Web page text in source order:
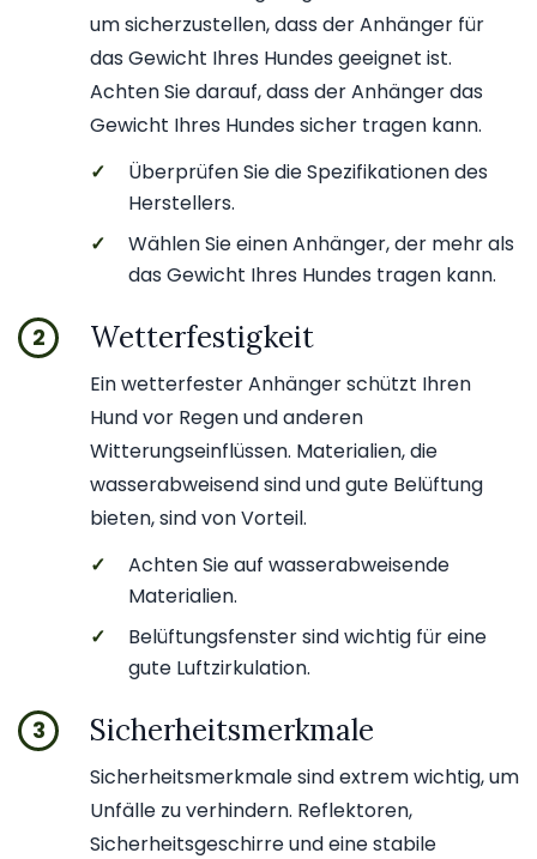
um sicherzustellen, dass der Anhänger für
das Gewicht Ihres Hundes geeignet ist.
Achten Sie darauf, dass der Anhänger das
Gewicht Ihres Hundes sicher tragen kann.
✓
Überprüfen Sie die Spezifikationen des
Herstellers.
✓
Wählen Sie einen Anhänger, der mehr als
das Gewicht Ihres Hundes tragen kann.
2 Wetterfestigkeit
Ein wetterfester Anhänger schützt Ihren
Hund vor Regen und anderen
Witterungseinflüssen. Materialien, die
wasserabweisend sind und gute Belüftung
bieten, sind von Vorteil.
✓
Achten Sie auf wasserabweisende
Materialien.
✓
Belüftungsfenster sind wichtig für eine
gute Luftzirkulation.
3 Sicherheitsmerkmale
Sicherheitsmerkmale sind extrem wichtig, um
Unfälle zu verhindern. Reflektoren,
Sicherheitsgeschirre und eine stabile